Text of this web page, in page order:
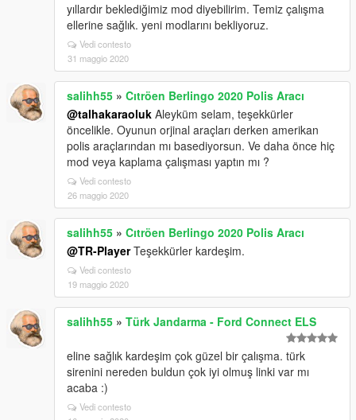
yıllardır beklediğimiz mod diyebilirim. Temiz çalışma
ellerine sağlık. yeni modlarını bekliyoruz.
Vedi contesto
31 maggio 2020
salihh55 » Cıtröen Berlingo 2020 Polis Aracı
@talhakaraoluk Aleyküm selam, teşekkürler
öncelikle. Oyunun orjinal araçları derken amerikan
polis araçlarından mı basediyorsun. Ve daha önce hiç
mod veya kaplama çalışması yaptın mı ?
Vedi contesto
26 maggio 2020
salihh55 » Cıtröen Berlingo 2020 Polis Aracı
@TR-PlayerTeşekkürler kardeşim.
Vedi contesto
19 maggio 2020
salihh55 » Türk Jandarma - Ford Connect ELS
eline sağlık kardeşim çok güzel bir çalışma. türk
sirenini nereden buldun çok iyi olmuş linki var mı
acaba :)
Vedi contesto